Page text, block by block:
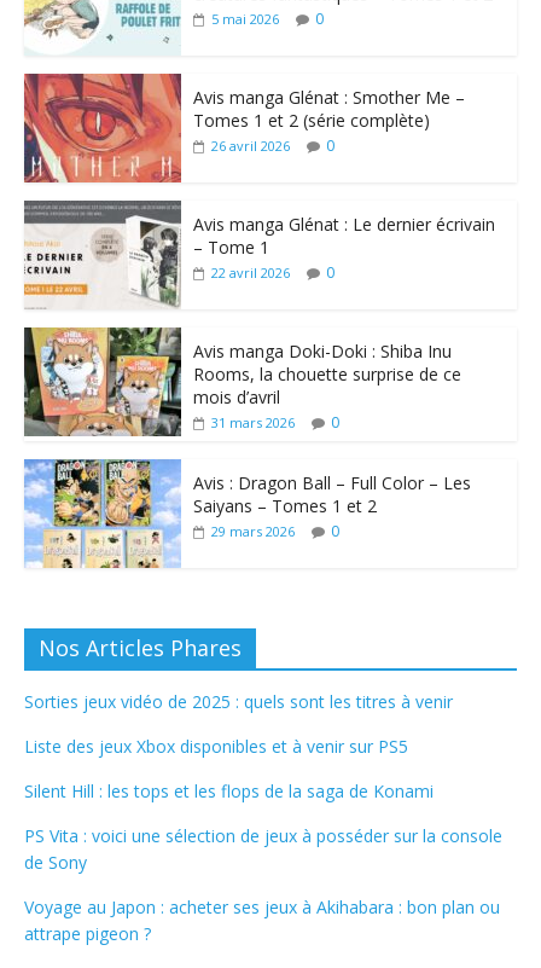
5 mai 2026 0
Avis manga Glénat : Smother Me –
Tomes 1 et 2 (série complète)
26 avril 2026 0
Avis manga Glénat : Le dernier écrivain
– Tome 1
22 avril 2026 0
Avis manga Doki-Doki : Shiba Inu
Rooms, la chouette surprise de ce
mois d’avril
31 mars 2026 0
Avis : Dragon Ball – Full Color – Les
Saiyans – Tomes 1 et 2
29 mars 2026 0
Nos Articles Phares
Sorties jeux vidéo de 2025 : quels sont les titres à venir
Liste des jeux Xbox disponibles et à venir sur PS5
Silent Hill : les tops et les flops de la saga de Konami
PS Vita : voici une sélection de jeux à posséder sur la console
de Sony
Voyage au Japon : acheter ses jeux à Akihabara : bon plan ou
attrape pigeon ?